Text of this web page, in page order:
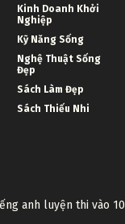
Kinh Doanh Khởi
Nghiệp
Kỹ Năng Sống
Nghệ Thuật Sống
Đẹp
Sách Làm Đẹp
Sách Thiếu Nhi
anh luyện thi vào 10